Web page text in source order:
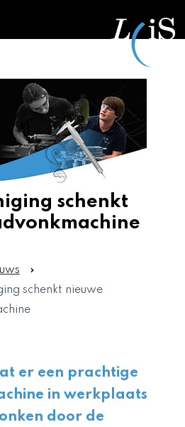
schenkt
schenkt nieuwe
er een prachtige
in werkplaats
door de